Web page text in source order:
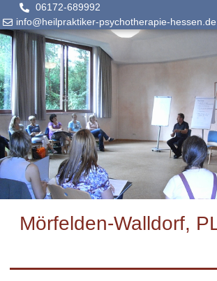
06172-689992
info@heilpraktiker-psychotherapie-hessen.de
Mörfelden-Walldorf,